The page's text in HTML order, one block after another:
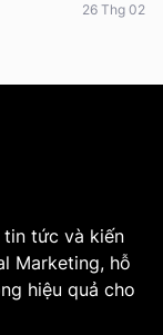
26 Thg 02
tin tức và kiến
Marketing, hỗ
hiệu quả cho